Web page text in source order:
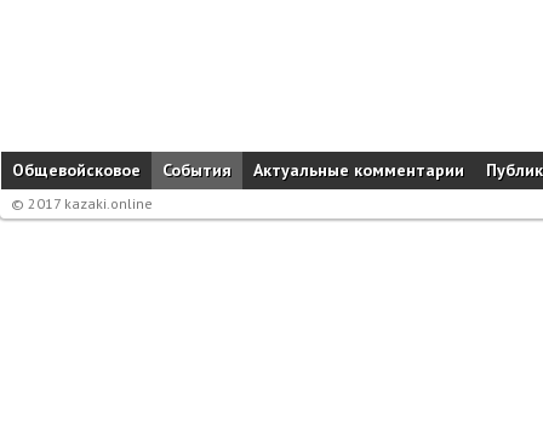
Общевойсковое События Актуальные комментарии
© 2017 kazaki.online